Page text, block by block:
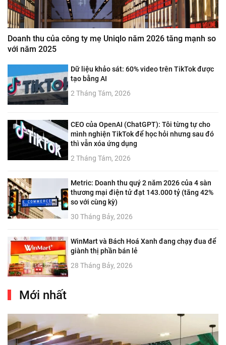
Doanh thu của công ty mẹ Uniqlo năm 2026 tăng mạnh so
với năm 2025
Dữ liệu khảo sát: 60% video trên TikTok được
tạo bằng AI
2 Tháng Tám, 2026
CEO của OpenAI (ChatGPT): Tôi từng tự cho
mình nghiện TikTok để học hỏi nhưng sau đó
thì vẫn xóa ứng dụng
2 Tháng Tám, 2026
Metric: Doanh thu quý 2 năm 2026 của 4 sàn
thương mại điện tử đạt 143.000 tỷ (tăng 42%
so với cùng kỳ)
30 Tháng Bảy, 2026
WinMart và Bách Hoá Xanh đang chạy đua để
giành thị phần bán lẻ
28 Tháng Bảy, 2026
Mới nhất